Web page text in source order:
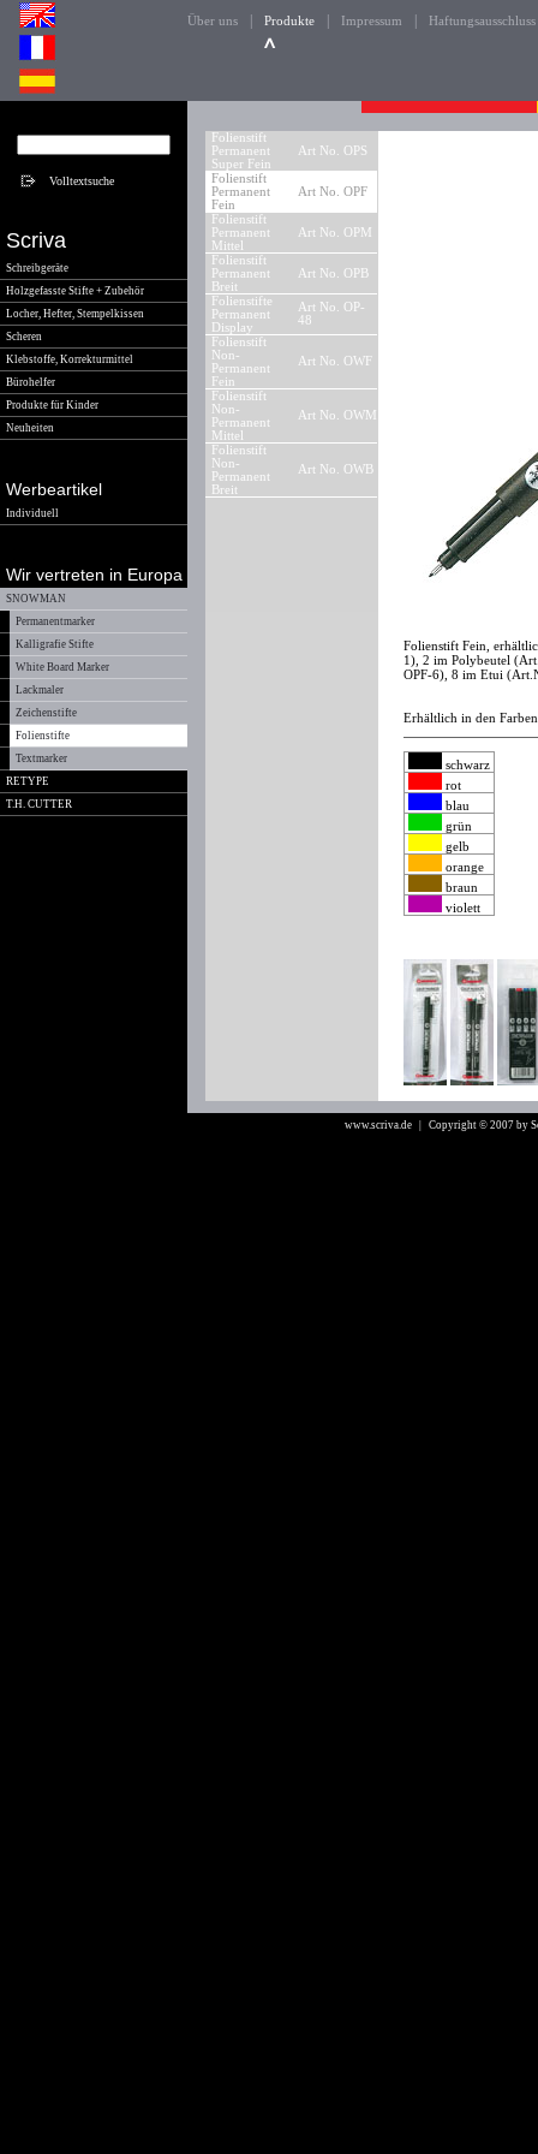
Über uns Produkte Impressum Haftungsausschluss
Scriva
Schreibgeräte
Holzgefasste Stifte + Zubehör
Locher, Hefter, Stempelkissen
Scheren
Klebstoffe, Korrekturmittel
Bürohelfer
Produkte für Kinder
Neuheiten
Werbeartikel
Individuell
Wir vertreten in Europa
SNOWMAN
Permanentmarker
Kalligrafie Stifte
White Board Marker
Lackmaler
Zeichenstifte
Folienstifte
Textmarker
RETYPE
T.H. CUTTER
Folienstift
Permanent
Super Fein
Art No. OPS
Folienstift
Permanent
Fein
Art No. OPF
Folienstift
Permanent
Mittel
Art No. OPM
Folienstift
Permanent
Breit
Art No. OPB
Folienstifte
Permanent
Display
Art No. OP-
48
Folienstift
Non-
Permanent
Fein
Art No. OWF
Folienstift
Non-
Permanent
Mittel
Art No. OWM
Folienstift
Non-
Permanent
Breit
Art No. OWB
Folienstift Fein,
1), 2 im Polybeutel
OPF-6), 8 im Etui
Erhältlich in den
schwarz
rot
blau
grün
gelb
orange
braun
violett
www.scriva.de | Copyright © 2007 by